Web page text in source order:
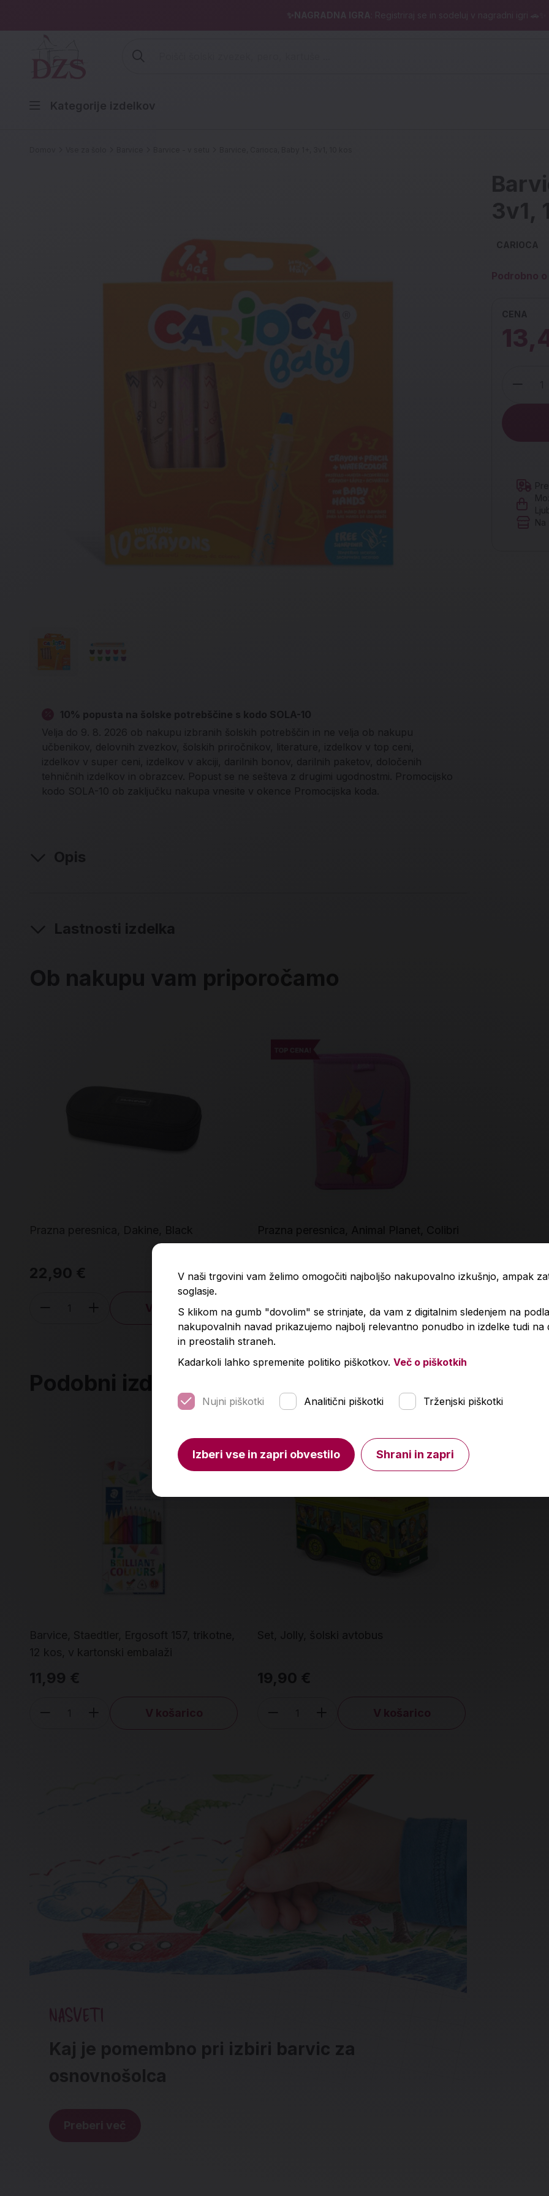
✨NAGRADNA IGRA : Registriraj se in sodeluj v nagradni igri 🚗✨
Kategorije izdelkov
10% popusta na šolske potrebščine s kodo SOLA-10
Velja do 9. 8. 2026 ob nakupu izbranih šolskih potrebščin in ne velja ob nakupu
učbenikov, delovnih zvezkov, šolskih priročnikov, literature, izdelkov v top ceni,
izdelkov v super ceni, izdelkov v akciji, darilnih bonov, darilnih paketov, določenih
tehničnih izdelkov in obrazcev. Popust se ne sešteva z drugimi ugodnostmi. Promocijsko
kodo SOLA-10 ob zaključku nakupa vnesite v okence Promocijska koda.
3v1,
CARIOCA
Podrobno
CENA
Količina
Opis
Lastnosti izdelka
Ob nakupu vam priporočamo
Prazna peresnica, Dakine, Black
22,90 €
Količina
V košarico
Prazna peresnica, Animal Planet, Colibri
6,99 €
Izdelka trenutno ni na zalogi.
Preverite zalogo v poslovalnicah.
14,89 €
Podobni izdelki
Barvice, Staedtler, Ergosoft 157, trikotne,
12 kos, v kartonski embalaži
11,99 €
Količina
V košarico
Set, Jolly, šolski avtobus
19,90 €
Količina
V košarico
NASVETI
Kaj je pomembno pri izbiri barvic za
osnovnošolca
Preberi več
V naši trgovini vam želimo omogočiti najboljšo nakupovalno izkušnjo, ampak
soglasje.
S klikom na gumb "dovolim" se strinjate, da vam z digitalnim sledenjem na
nakupovalnih navad prikazujemo najbolj relevantno ponudbo in izdelke tudi na
in preostalih straneh.
Kadarkoli lahko spremenite politiko piškotkov. Več o piškotkih
Nujni piškotki Analitični piškotki Trženjski piškotki
Izberi vse in zapri obvestilo Shrani in zapri